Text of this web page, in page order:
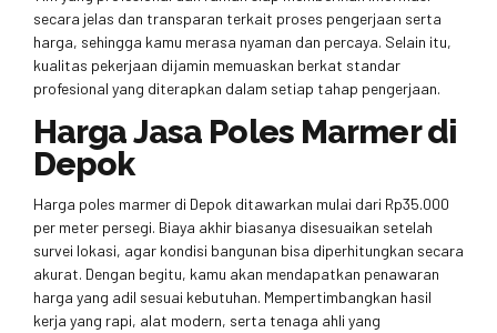
secara jelas dan transparan terkait proses pengerjaan serta
harga, sehingga kamu merasa nyaman dan percaya. Selain itu,
kualitas pekerjaan dijamin memuaskan berkat standar
profesional yang diterapkan dalam setiap tahap pengerjaan.
Harga Jasa Poles Marmer di
Depok
Harga poles marmer di Depok ditawarkan mulai dari Rp35.000
per meter persegi. Biaya akhir biasanya disesuaikan setelah
survei lokasi, agar kondisi bangunan bisa diperhitungkan secara
akurat. Dengan begitu, kamu akan mendapatkan penawaran
harga yang adil sesuai kebutuhan. Mempertimbangkan hasil
kerja yang rapi, alat modern, serta tenaga ahli yang